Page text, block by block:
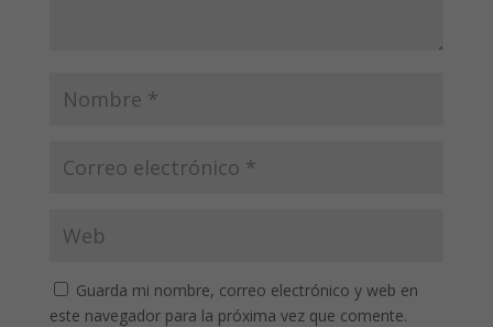
Guarda mi nombre, correo electrónico y web en
este navegador para la próxima vez que comente.